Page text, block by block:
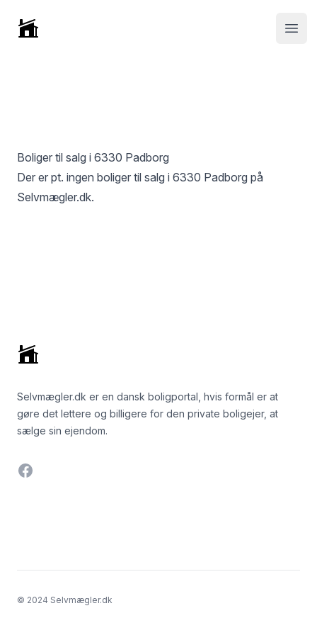
Selvmægler
Boliger til salg i 6330 Padborg
Der er pt. ingen boliger til salg i 6330 Padborg på
Selvmægler.dk.
Selvmægler.dk er en dansk boligportal, hvis formål er at
gøre det lettere og billigere for den private boligejer, at
sælge sin ejendom.
Facebook
© 2024 Selvmægler.dk